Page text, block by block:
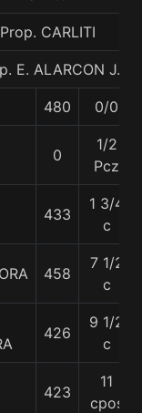
Prop. CARLITI
E. ALARCON J.
480 0/0
0
1/2
Pcz
433
1 3/4
c
458
7 1/2
c
426
9 1/2
c
423
11
cpos